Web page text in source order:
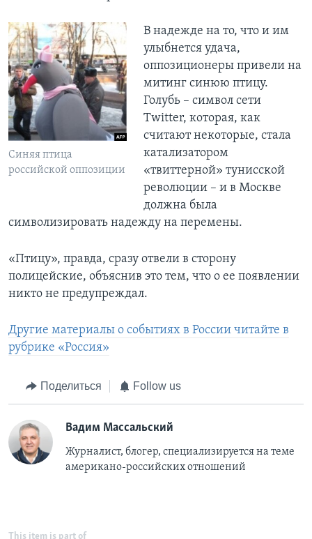
Синяя птица
российской оппозиции
В надежде на то, что и им
улыбнется удача,
оппозиционеры привели на
митинг синюю птицу.
Голубь – символ сети
Twitter, которая, как
считают некоторые, стала
катализатором
«твиттерной» тунисской
революции – и в Москве
должна была
символизировать надежду на перемены.
«Птицу», правда, сразу отвели в сторону
полицейские, объяснив это тем, что о ее появлении
никто не предупреждал.
Другие материалы о событиях в России читайте в
рубрике «Россия»
Поделиться Follow us
Вадим Массальский
Журналист, блогер, специализируется на теме
американо-российских отношений
This item is part of